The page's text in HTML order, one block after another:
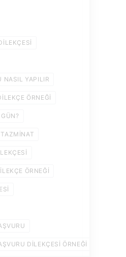
NASIL YAPILIR
ÖRNEĞI
ÖRNEĞI
DILEKÇESI ÖRNEĞI